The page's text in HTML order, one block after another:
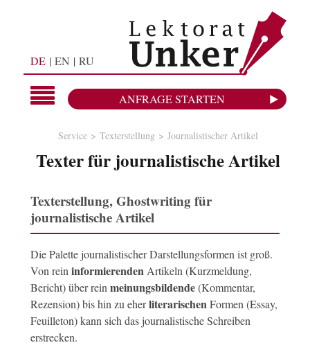
DE EN RU
ANFRAGE STARTEN
Service Texterstellung Journalistischer Artikel
Texter für journalistische Artikel
Texterstellung, Ghostwriting für
journalistische Artikel
Die Palette journalistischer Darstellungsformen ist groß.
Von rein informierenden Artikeln (Kurzmeldung,
Bericht) über rein meinungsbildende(Kommentar,
Rezension) bis hin zu eherliterarischen Formen (Essay,
Feuilleton) kann sich das journalistische Schreiben
erstrecken.